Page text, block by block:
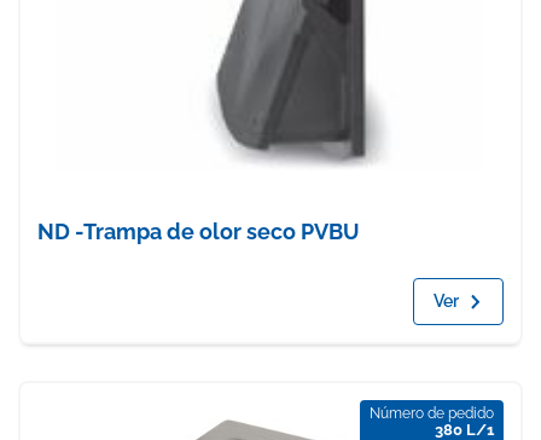
ND -Trampa de olor seco PVBU
Ver
Número de pedido
380 L/1